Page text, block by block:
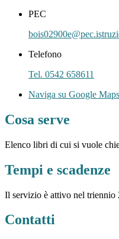
PEC
Telefono
Tel. 0542 658611
Naviga su Google Maps
Cosa serve
Elenco libri di cui si vuole
Tempi e scadenze
Il servizio è attivo nel triennio
Contatti